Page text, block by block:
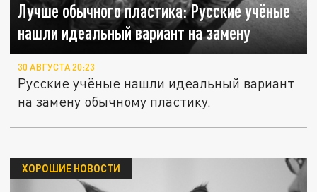
Лучше обычного пластика: Русские учёные
нашли идеальный вариант на замену
30 АВГУСТА 20:23
Русские учёные нашли идеальный вариант
на замену обычному пластику.
ХОРОШИЕ НОВОСТИ